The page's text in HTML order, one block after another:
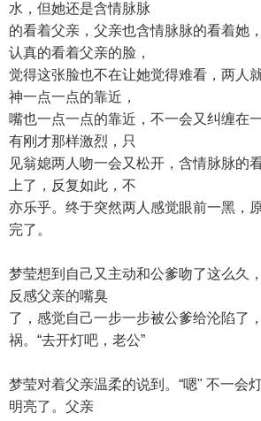
水，但她还是含情脉脉
的看着父亲，父亲也含情脉脉的看着她
认真的看着父亲的脸，
觉得这张脸也不在让她觉得难看，两人
神一点一点的靠近，
嘴也一点一点的靠近，不一会又纠缠在
有刚才那样激烈，只
见翁媳两人吻一会又松开，含情脉脉的
上了，反复如此，不
亦乐乎。终于突然两人感觉眼前一黑，
完了。
梦莹想到自己又主动和公爹吻了这么久
反感父亲的嘴臭
了，感觉自己一步一步被公爹给沦陷了
祸。“去开灯吧，老公”
梦莹对着父亲温柔的说到。“嗯" 不一会
明亮了。父亲